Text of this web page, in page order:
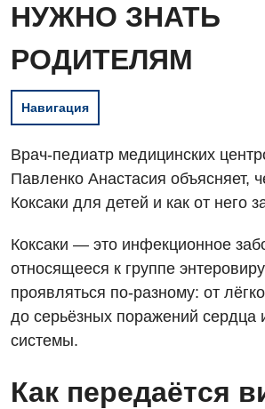
НУЖНО ЗНАТЬ
РОДИТЕЛЯМ
Навигация
Врач-педиатр медицинских
Павленко Анастасия объясняет,
Коксаки для детей и как от него
Коксаки — это инфекционное
относящееся к группе
проявляться по-разному: от
до серьёзных поражений сердца
системы.
Как передаётся